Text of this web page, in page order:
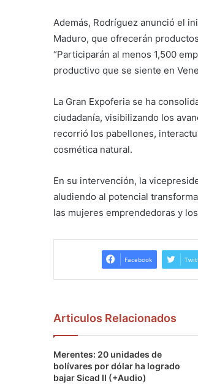
Además, Rodríguez anunció el
Maduro, que ofrecerán
“Participarán al menos 1,500
productivo que se siente en
La Gran Expoferia se ha
ciudadanía, visibilizando los
recorrió los pabellones,
cosmética natural.
En su intervención, la
aludiendo al potencial
las mujeres emprendedoras y
Facebook
Articulos Relacionados
Merentes: 20 unidades de
bolívares por dólar ha logrado
bajar Sicad II (+Audio)